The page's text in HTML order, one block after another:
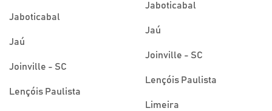
Jaboticabal
Jaú
Joinville - SC
Lençóis Paulista
Jaboticabal
Jaú
Joinville - SC
Lençóis Paulista
Limeira